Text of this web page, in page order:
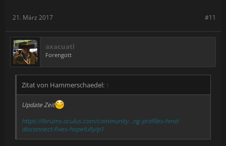
#11
21. März 2017
axacuatl
Forengott
Zitat von Hammerschaedel: ↑
Update Zeit
https://forums.oculus.com/community...ng-profiles-hmd-
disconnect-fixes-hopefully/p1